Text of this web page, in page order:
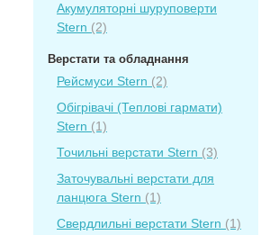
Акумуляторні шуруповерти
Stern (2)
Верстати та обладнання
Рейсмуси Stern (2)
Обігрівачі (Теплові гармати)
Stern (1)
Точильні верстати Stern (3)
Заточувальні верстати для
ланцюга Stern (1)
Свердлильні верстати Stern (1)